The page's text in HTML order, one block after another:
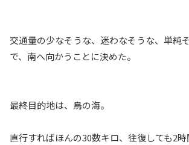
交通量の少なそうな、迷わなそうな、単純
で、南へ向かうことに決めた。
最終目的地は、鳥の海。
直行すればほんの30数キロ、往復しても2